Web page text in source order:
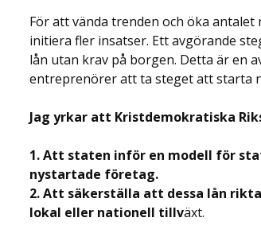
För att vända trenden och öka
initiera fler insatser. Ett avgörande
lån utan krav på borgen. Detta är en
entreprenörer att ta steget att starta
Jag yrkar att Kristdemokratiska
1. Att staten inför en modell för
nystartade företag.
2. Att säkerställa att dessa lån
lokal eller nationell tillväxt.